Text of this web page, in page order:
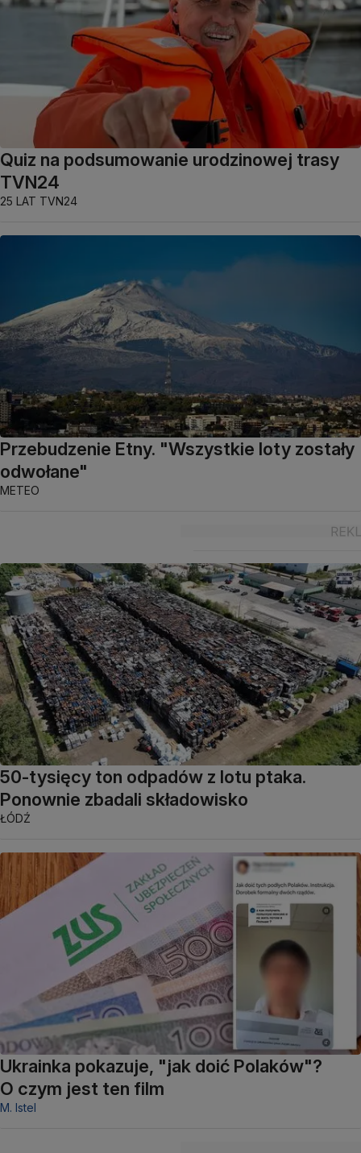
Quiz na podsumowanie urodzinowej trasy
TVN24
25 LAT TVN24
Przebudzenie Etny. "Wszystkie loty zostały
odwołane"
METEO
50-tysięcy ton odpadów z lotu ptaka.
Ponownie zbadali składowisko
ŁÓDŹ
Ukrainka pokazuje, "jak doić Polaków"?
O czym jest ten film
M. Istel